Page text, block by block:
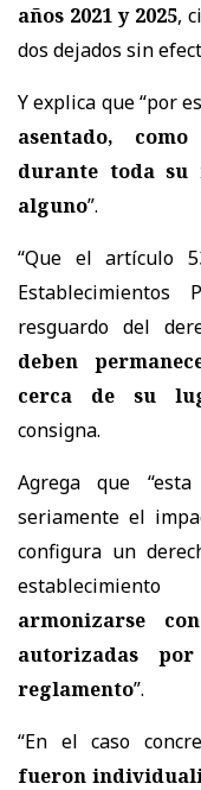
años 2021 y 2025,
dos dejados sin
Y explica que “por
asentado,
durante toda su
alguno”.
“Que el artículo
Establecimientos
resguardo del
deben
cerca de su
consigna.
Agrega que
seriamente el
configura un
armonizarse
autorizadas
reglamento”.
“En el caso
fueron